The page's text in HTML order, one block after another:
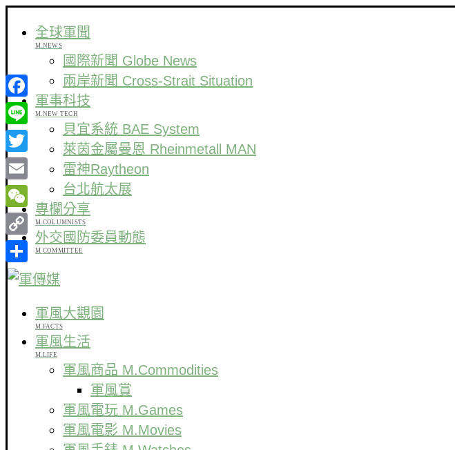
全球軍聞
M.NEWS
國際新聞 Globe News
兩岸新聞 Cross-Strait Situation
軍事科技
M.NEW TECH
貝宜系統 BAE System
萊茵金屬曼恩 Rheinmetall MAN
雷神Raytheon
台北航太展
專欄分享
M.COLUMNISTS
外交國防委員動態
M COMMITTEE
軍風大觀園
M.FACTS
軍風生活
M.LIFE
軍風商品 M.Commodities
軍風賞
軍風電玩 M.Games
軍風電影 M.Movies
Facebook
Line
Twitter
Email
WeChat
Copy
Link
分